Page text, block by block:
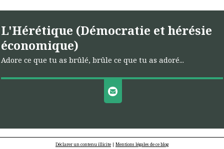
L'Hérétique (Démocratie et hérésie
économique)
Adore ce que tu as brûlé, brûle ce que tu as adoré...
Déclarer un contenu illicite | Mentions légales de ce blog